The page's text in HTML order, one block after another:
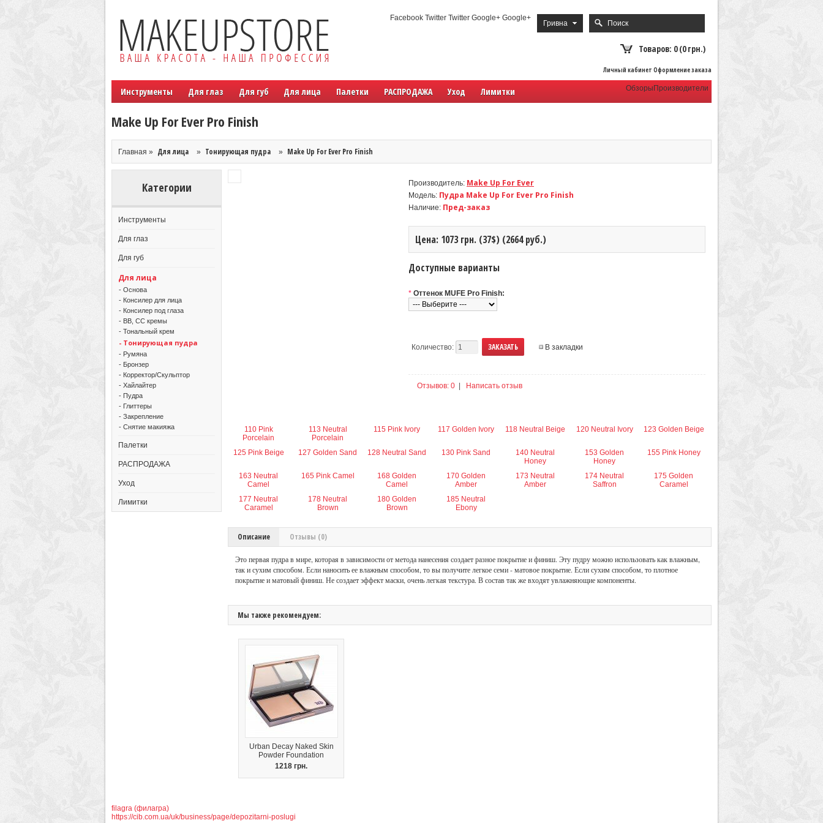
Гривна
Facebook Twitter Twitter Google+ Google+
Товаров: 0 (0 грн.)
Личный кабинет Оформление заказа
Инструменты Для глаз Для губ Для лица Палетки РАСПРОДАЖА Уход Лимитки Производители
Обзоры
Make Up For Ever Pro Finish
Главная » Для лица » Тонирующая пудра » Make Up For Ever Pro Finish
Категории
Инструменты
Для глаз
Для губ
Для лица
- Основа
- Консилер для лица
- Консилер под глаза
- BB, CC кремы
- Тональный крем
- Тонирующая пудра
- Румяна
- Бронзер
- Корректор/Скульптор
- Хайлайтер
- Пудра
- Глиттеры
- Закрепление
- Снятие макияжа
Палетки
РАСПРОДАЖА
Уход
Лимитки
Производитель: Make Up For Ever
Модель: Пудра Make Up For Ever Pro Finish
Наличие: Пред-заказ
Цена: 1073 грн. (37$) (2664 руб.)
Доступные варианты
* Оттенок MUFE Pro Finish:
Количество: В закладки
Отзывов: 0 Написать отзыв
110 Pink
Porcelain
113 Neutral
Porcelain
115 Pink Ivory 117 Golden Ivory 118 Neutral Beige 120 Neutral Ivory 123 Golden Beige
125 Pink Beige 127 Golden Sand 128 Neutral Sand 130 Pink Sand
140 Neutral
Honey
153 Golden
Honey
155 Pink Honey
163 Neutral
Camel
165 Pink Camel
168 Golden
Camel
170 Golden
Amber
173 Neutral
Amber
174 Neutral
Saffron
175 Golden
Caramel
177 Neutral
Caramel
178 Neutral
Brown
180 Golden
Brown
185 Neutral
Ebony
Описание Отзывы (0)
Это первая пудра в мире, которая в зависимости от метода нанесения создает разное покрытие и финиш. Эту пудру можно использовать как влажным,
так и сухим способом. Если наносить ее влажным способом, то вы получите легкое семи - матовое покрытие. Если сухим способом, то плотное
покрытие и матовый финиш. Не создает эффект маски, очень легкая текстура. В состав так же входят увлажняющие компоненты.
Мы также рекомендуем:
Urban Decay Naked Skin
Powder Foundation
1218 грн.
filagra (филагра)
https://cib.com.ua/uk/business/page/depozitarni-poslugi